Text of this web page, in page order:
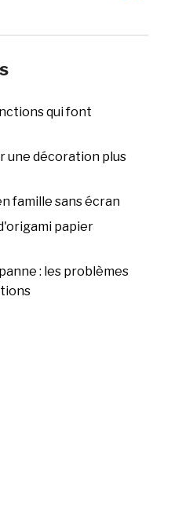
qui font
une décoration plus
famille sans écran
papier
: les problèmes